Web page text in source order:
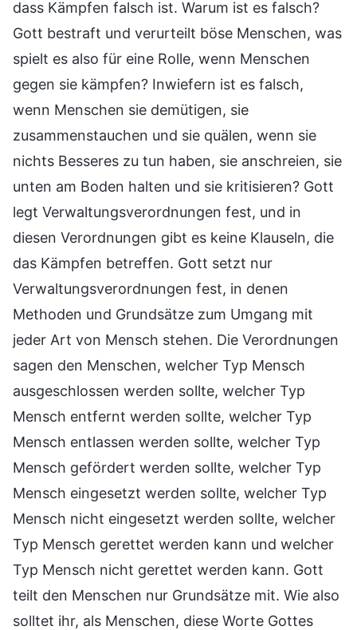
dass Kämpfen falsch ist. Warum ist es falsch?
Gott bestraft und verurteilt böse Menschen, was
spielt es also für eine Rolle, wenn Menschen
gegen sie kämpfen? Inwiefern ist es falsch,
wenn Menschen sie demütigen, sie
zusammenstauchen und sie quälen, wenn sie
nichts Besseres zu tun haben, sie anschreien, sie
unten am Boden halten und sie kritisieren? Gott
legt Verwaltungsverordnungen fest, und in
diesen Verordnungen gibt es keine Klauseln, die
das Kämpfen betreffen. Gott setzt nur
Verwaltungsverordnungen fest, in denen
Methoden und Grundsätze zum Umgang mit
jeder Art von Mensch stehen. Die Verordnungen
sagen den Menschen, welcher Typ Mensch
ausgeschlossen werden sollte, welcher Typ
Mensch entfernt werden sollte, welcher Typ
Mensch entlassen werden sollte, welcher Typ
Mensch gefördert werden sollte, welcher Typ
Mensch eingesetzt werden sollte, welcher Typ
Mensch nicht eingesetzt werden sollte, welcher
Typ Mensch gerettet werden kann und welcher
Typ Mensch nicht gerettet werden kann. Gott
teilt den Menschen nur Grundsätze mit. Wie also
solltet ihr, als Menschen, diese Worte Gottes